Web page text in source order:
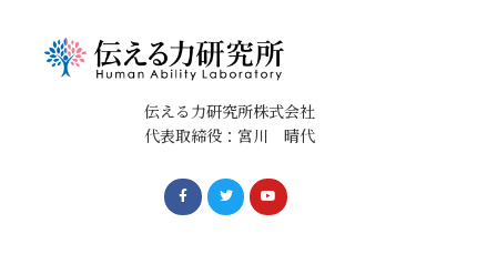
伝える力研究所株式会社
代表取締役：宮川 晴代